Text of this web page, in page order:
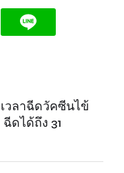
วลาฉีดวัคซีนไข้
ดได้ถึง 31